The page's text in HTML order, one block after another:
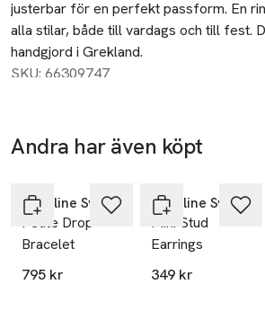
justerbar för en perfekt passform. En
alla stilar, både till vardags och till fest.
handgjord i Grekland.
SKU: 66309747
Andra har även köpt
Caroline Svedbom
Petite Drop
Bracelet
795 kr
Caroline Svedbom
Mini Stud
Earrings
349 kr